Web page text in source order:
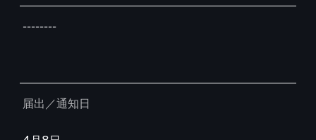
--------
届出／通知日